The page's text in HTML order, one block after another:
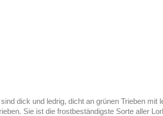
dick und ledrig, dicht an grünen Trieben mit
Sie ist die frostbeständigste Sorte aller